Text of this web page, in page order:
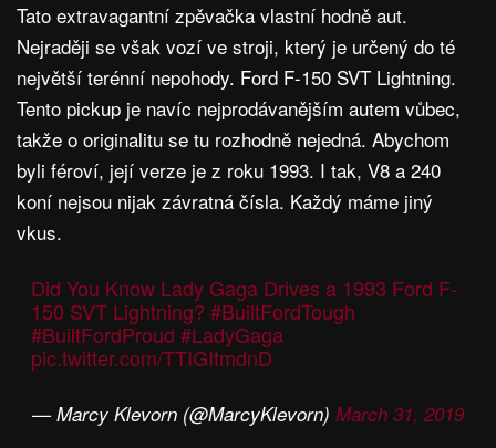
Tato extravagantní zpěvačka vlastní hodně aut.
Nejraději se však vozí ve stroji, který je určený do té
největší terénní nepohody. Ford F-150 SVT Lightning.
Tento pickup je navíc nejprodávanějším autem vůbec,
takže o originalitu se tu rozhodně nejedná. Abychom
byli féroví, její verze je z roku 1993. I tak, V8 a 240
koní nejsou nijak závratná čísla. Každý máme jiný
vkus.
Did You Know Lady Gaga Drives a 1993 Ford F-
150 SVT Lightning? #BuiltFordTough
#BuiltFordProud #LadyGaga
pic.twitter.com/TTIGItmdnD
— Marcy Klevorn (@MarcyKlevorn) March 31, 2019